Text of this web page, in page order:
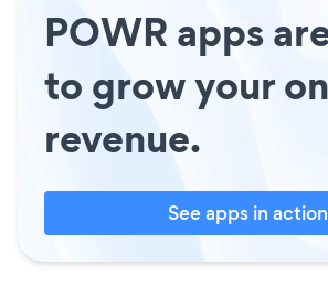
POWR apps
to grow your
revenue.
See apps in action